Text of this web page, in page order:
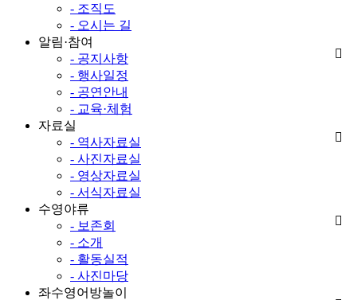
- 조직도
- 오시는 길
알림·참여
- 공지사항
- 행사일정
- 공연안내
- 교육·체험
자료실
- 역사자료실
- 사진자료실
- 영상자료실
- 서식자료실
수영야류
- 보존회
- 소개
- 활동실적
- 사진마당
좌수영어방놀이